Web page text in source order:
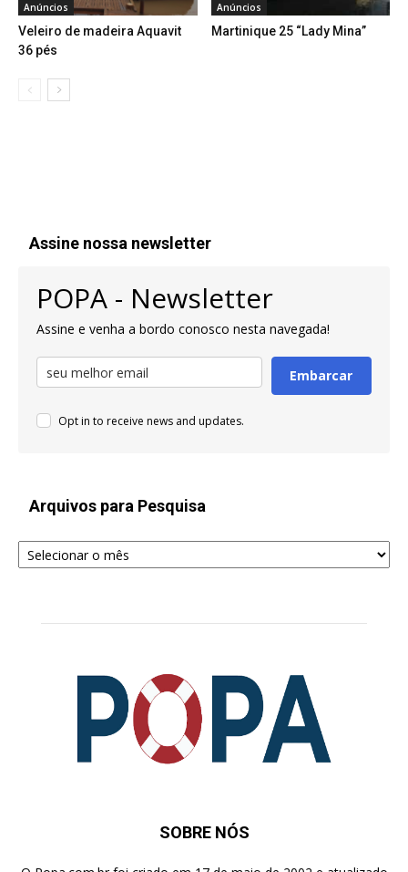
Anúncios
Veleiro de madeira Aquavit
36 pés
Anúncios
Martinique 25 “Lady Mina”
Assine nossa newsletter
POPA - Newsletter
Assine e venha a bordo conosco nesta navegada!
Embarcar
Opt in to receive news and updates.
Arquivos para Pesquisa
Arquivos
para
SOBRE NÓS